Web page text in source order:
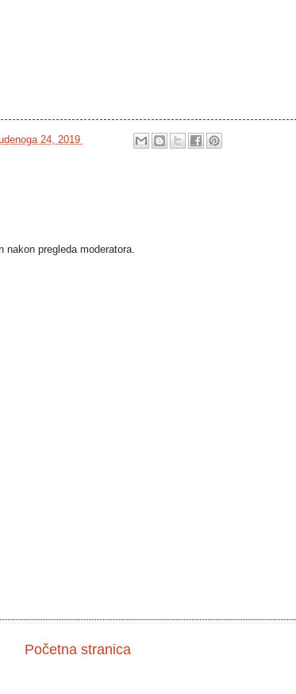
24, 2019
pregleda moderatora.
Početna stranica